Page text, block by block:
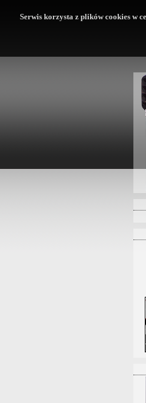
Serwis korzysta z plików cookies w